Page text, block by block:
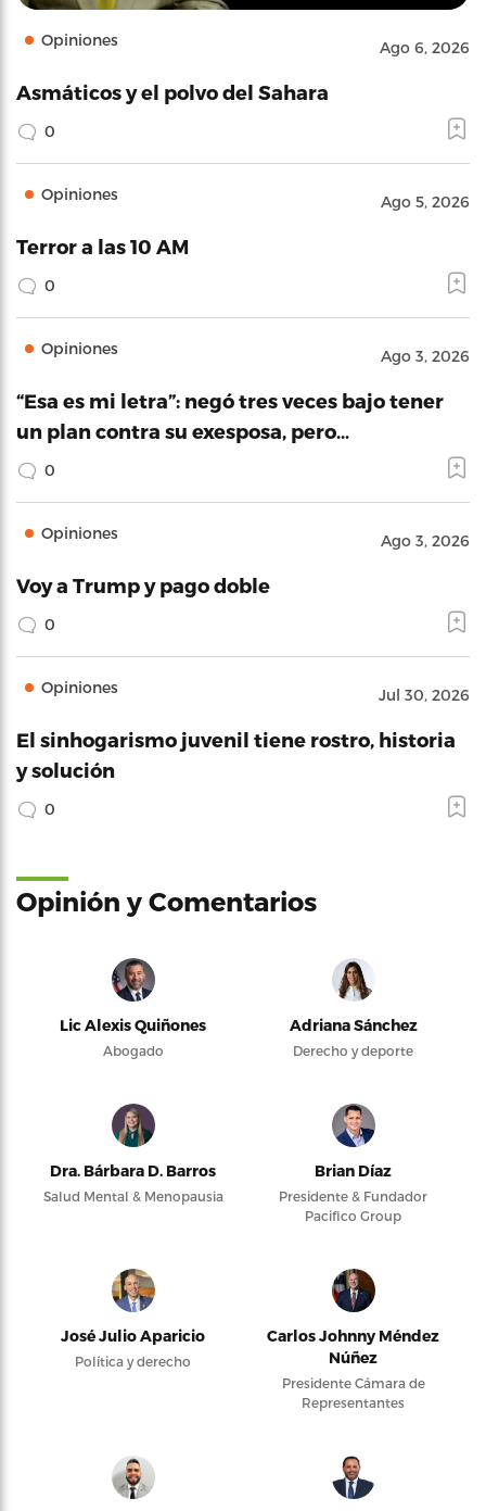
Opiniones Ago 6, 2026
Asmáticos y el polvo del Sahara
0
Opiniones Ago 5, 2026
Terror a las 10 AM
0
Opiniones Ago 3, 2026
“Esa es mi letra”: negó tres veces bajo tener
un plan contra su exesposa, pero…
0
Opiniones Ago 3, 2026
Voy a Trump y pago doble
0
Opiniones Jul 30, 2026
El sinhogarismo juvenil tiene rostro, historia
y solución
0
Opinión y Comentarios
Lic Alexis Quiñones
Abogado
Adriana Sánchez
Derecho y deporte
Dra. Bárbara D. Barros
Salud Mental & Menopausia
Brian Díaz
Presidente & Fundador
Pacifico Group
José Julio Aparicio
Política y derecho
Carlos Johnny Méndez
Núñez
Presidente Cámara de
Representantes